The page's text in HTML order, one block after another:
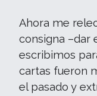
Ahora me
consigna –dar
escribimos
cartas fueron
el pasado y